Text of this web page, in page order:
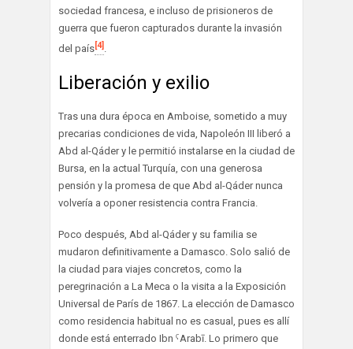
sociedad francesa, e incluso de prisioneros de
guerra que fueron capturados durante la invasión
del país[4] .
Liberación y exilio
Tras una dura época en Amboise, sometido a muy
precarias condiciones de vida, Napoleón III liberó a
Abd al-Qáder y le permitió instalarse en la ciudad de
Bursa, en la actual Turquía, con una generosa
pensión y la promesa de que Abd al-Qáder nunca
volvería a oponer resistencia contra Francia.
Poco después, Abd al-Qáder y su familia se
mudaron definitivamente a Damasco. Solo salió de
la ciudad para viajes concretos, como la
peregrinación a La Meca o la visita a la Exposición
Universal de París de 1867. La elección de Damasco
como residencia habitual no es casual, pues es allí
donde está enterrado Ibn ˁArabī. Lo primero que